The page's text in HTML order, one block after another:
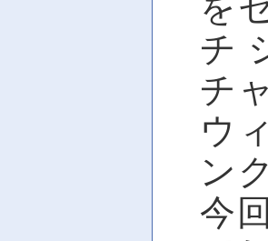
チ
チ
ウ
ン
今